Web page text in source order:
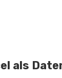
als